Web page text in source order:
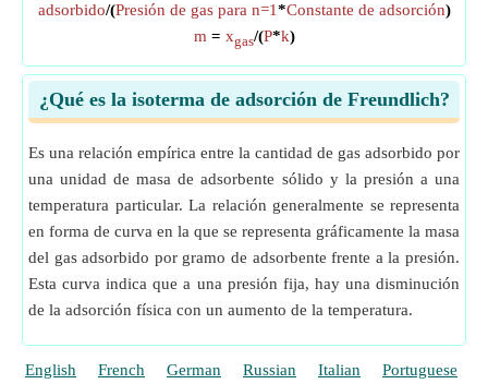
adsorbido/(Presión de gas para n=1*Constante de adsorción)
m = xgas/(P*k)
¿Qué es la isoterma de adsorción de Freundlich?
Es una relación empírica entre la cantidad de gas adsorbido por
una unidad de masa de adsorbente sólido y la presión a una
temperatura particular. La relación generalmente se representa
en forma de curva en la que se representa gráficamente la masa
del gas adsorbido por gramo de adsorbente frente a la presión.
Esta curva indica que a una presión fija, hay una disminución
de la adsorción física con un aumento de la temperatura.
English French German Russian Italian Portuguese